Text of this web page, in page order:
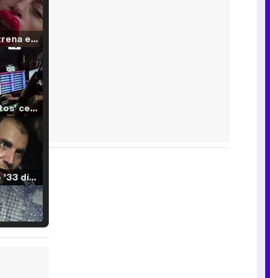
Filmin estrena el tráiler de 'Millennial Mal', su nueva comedia universitaria de la mano de Lorena Iglesias
'120 Minutos' celebra sus 2.000 programas en Telemadrid con un vídeo del día a día en la redacción
Tráiler de '33 días', la nueva serie de Atresplayer con Julián Villagrán y José Manuel Poga